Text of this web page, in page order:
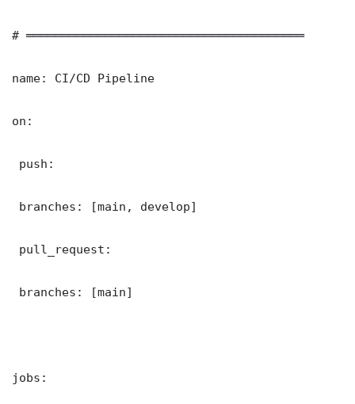
# ═══════════════════════════════════════
name: CI/CD Pipeline
on:
push:
branches: [main, develop]
pull_request:
branches: [main]
jobs: